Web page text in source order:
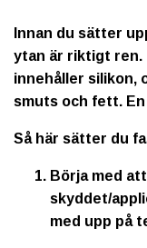
Innan du sätter
ytan är riktigt ren.
innehåller silikon,
smuts och fett.
Så här sätter du
Börja med
skyddet/
med upp på